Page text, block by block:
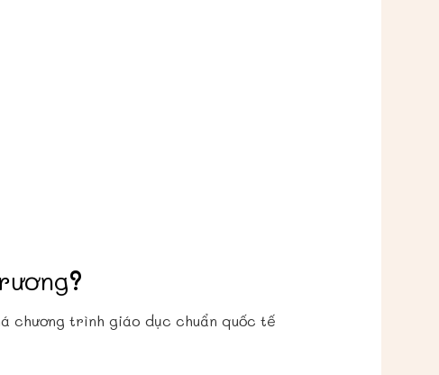
?
chương trình giáo dục chuẩn quốc tế